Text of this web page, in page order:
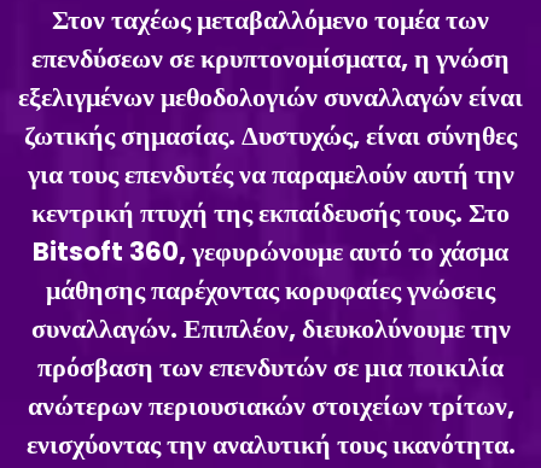
Στον ταχέως μεταβαλλόμενο τομέα των
επενδύσεων σε κρυπτονομίσματα, η γνώση
εξελιγμένων μεθοδολογιών συναλλαγών είναι
ζωτικής σημασίας. Δυστυχώς, είναι σύνηθες
για τους επενδυτές να παραμελούν αυτή την
κεντρική πτυχή της εκπαίδευσής τους. Στο
Bitsoft 360, γεφυρώνουμε αυτό το χάσμα
μάθησης παρέχοντας κορυφαίες γνώσεις
συναλλαγών. Επιπλέον, διευκολύνουμε την
πρόσβαση των επενδυτών σε μια ποικιλία
ανώτερων περιουσιακών στοιχείων τρίτων,
ενισχύοντας την αναλυτική τους ικανότητα.